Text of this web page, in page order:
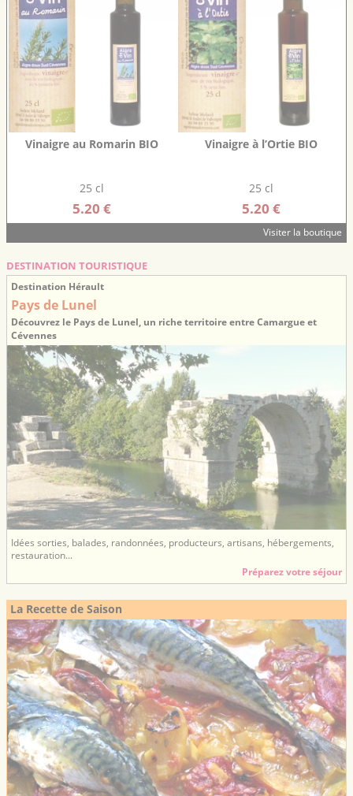
Vinaigre au Romarin BIO
25 cl
5.20 €
Vinaigre à l’Ortie BIO
25 cl
5.20 €
Visiter la boutique
DESTINATION TOURISTIQUE
Destination Hérault
Pays de Lunel
Découvrez le Pays de Lunel, un riche territoire entre Camargue et
Cévennes
Idées sorties, balades, randonnées, producteurs, artisans, hébergements,
restauration...
Préparez votre séjour
La Recette de Saison